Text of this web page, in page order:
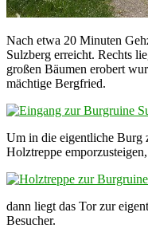
Nach etwa 20 Minuten
Sulzberg erreicht. Rechts
großen Bäumen erobert
mächtige Bergfried.
Um in die eigentliche Burg
Holztreppe
dann liegt das Tor zur
Besucher.